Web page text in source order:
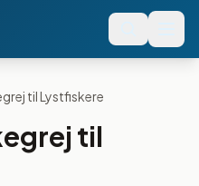
til Lystfiskere
til